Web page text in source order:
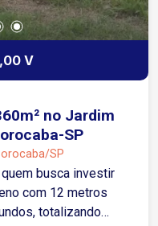
V
no Jardim
SP
SP
busca investir
com 12 metros
totalizando